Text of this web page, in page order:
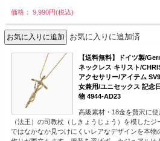
価格： 9,990円(税込)
お気に入りに追加済
【送料無料】ドイツ製/
ネックレス キリスト/
アクセサリー/アイテム
女兼用/ユニセックス 記念
物 4944-AD23
高級素材・18金を贅沢に
（法王）の司教杖（しきょうじょう）を模した
ではなかなか見つけにくいレアなデザインを本物